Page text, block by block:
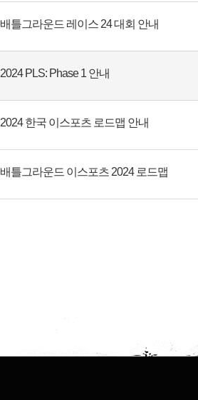
배틀그라운드 레이스 24 대회 안내
2024 PLS: Phase 1 안내
2024 한국 이스포츠 로드맵 안내
배틀그라운드 이스포츠 2024 로드맵